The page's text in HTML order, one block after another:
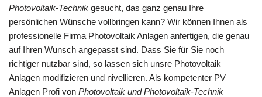
Photovoltaik-Technik gesucht, das ganz genau Ihre
persönlichen Wünsche vollbringen kann? Wir können Ihnen als
professionelle Firma Photovoltaik Anlagen anfertigen, die genau
auf Ihren Wunsch angepasst sind. Dass Sie für Sie noch
richtiger nutzbar sind, so lassen sich unsre Photovoltaik
Anlagen modifizieren und nivellieren. Als kompetenter PV
Anlagen Profi von Photovoltaik und Photovoltaik-Technik